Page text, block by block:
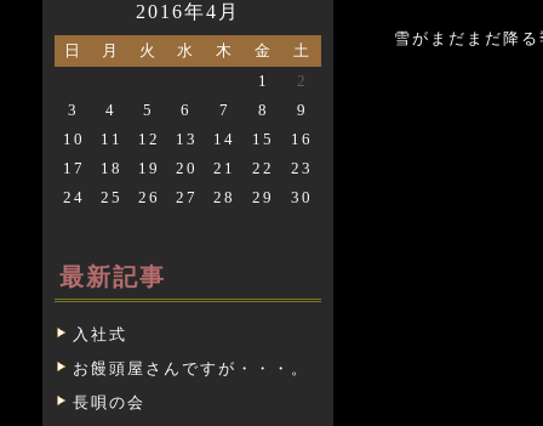
2016年4月
日 月 火 水 木 金
土
1
2
3
4 5 6 7 8
9
10
11 12 13 14 15
16
17
18 19 20 21 22
23
24
25 26 27 28 29 30
最新記事
入社式
お饅頭屋さんですが・・・。
長唄の会
雪がまだまだ降